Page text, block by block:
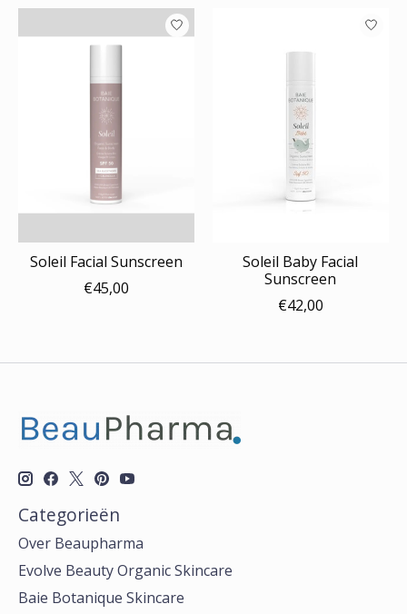
Soleil Facial Sunscreen
€45,00
Soleil Baby Facial
Sunscreen
€42,00
Categorieën
Over Beaupharma
Evolve Beauty Organic Skincare
Baie Botanique Skincare